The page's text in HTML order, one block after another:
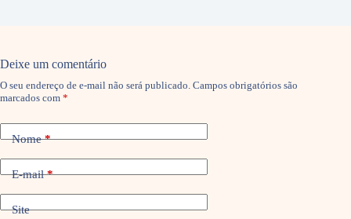
Deixe um comentário
O seu endereço de e-mail não será publicado. Campos obrigatórios são
marcados com *
Nome*
E-mail*
Site